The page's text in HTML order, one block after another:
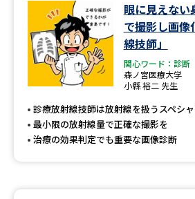
データサイエンス特集 奨学金
デジタルパンフレット 進路の
新学年スタート号特集ページ
（高3生用）
新学年
（高2
SELFBRAND特集ページ
眼に見えない
で撮影し画像
線技師」
関心ワード：診断
森ノ宮医療大学
小縣 裕二 先生
診療放射線技師は放射線を扱うスペシ
最小限の放射線量で正確な撮影を
治療の効果判定でも重要な画像診断